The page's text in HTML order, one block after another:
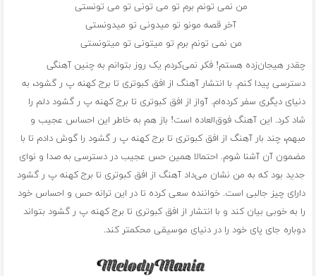
من نمی تونم برم تو می تونی تو می تونستی
آخر قصه مونو تو میدونی تو میدونستی
من نمی تونم برم تو میتونی تو میتونستی
چقدر هیجان‌زده هستم! فکر نمی‌کردم یک روز بتوانم به چنین آهنگی
دسترسی پیدا کنم. با انتشار آهنگ از افق کبوتری تا برج کهنه پ ر گشود، به
دنیای دیگری سفر کرده‌ام. آواز از افق کبوتری تا برج کهنه پ ر گشود دلم را
شاد کرد. این آهنگ فوق‌العاده است! باز هم به خاطر این احساس عجیب و
مبهم، چند بار آهنگ از افق کبوتری تا برج کهنه پ ر گشود را گوش دادم تا با
مضمون آن آشنا شوم. احتمالا همین حس عجیب در دسترسی به صدا و نوای
جدید بود که به من نشان می‌داد آهنگ از افق کبوتری تا برج کهنه پ ر گشود
دارای چیز جالبی است. خواننده سعی کرده تا در این ترانه حس و احساس خود
را به خوبی بیان کند و با انتشار از افق کبوتری تا برج کهنه پ ر گشود بتواند
دوباره جای پای خود را در دنیای موسیقی محکمتر کند.